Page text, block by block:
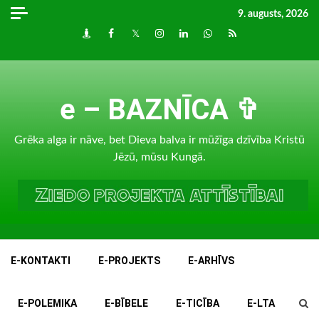
Skip
9. augusts, 2026
DraugiemFacebook
TwitterInstagram
LinkedInwhatsapp
RSS
e – BAZNĪCA ✞
Grēka alga ir nāve, bet Dieva balva ir mūžīga dzīvība Kristū
Jēzū, mūsu Kungā.
E-KONTAKTI E-PROJEKTS E-ARHĪVS
E-POLEMIKA E-BĪBELE E-TICĪBA E-LTA